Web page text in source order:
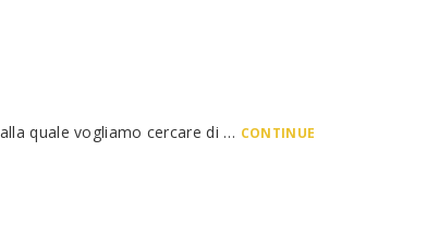
quale vogliamo cercare di … CONTINUE